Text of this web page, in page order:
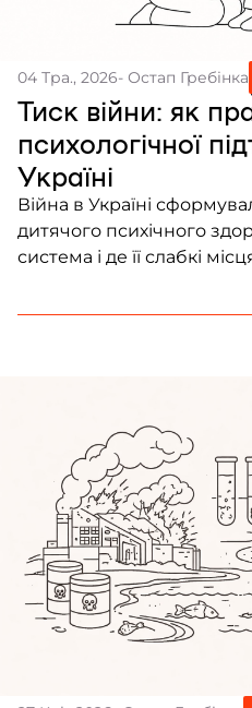
04 Тра., 2026- Остап Гребінка
Тиск війни: як
психологічної
Україні
Війна в Україні
дитячого психічного
система і де її слабкі